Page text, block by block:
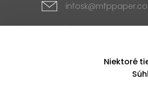
Sociálne siete
Niektoré